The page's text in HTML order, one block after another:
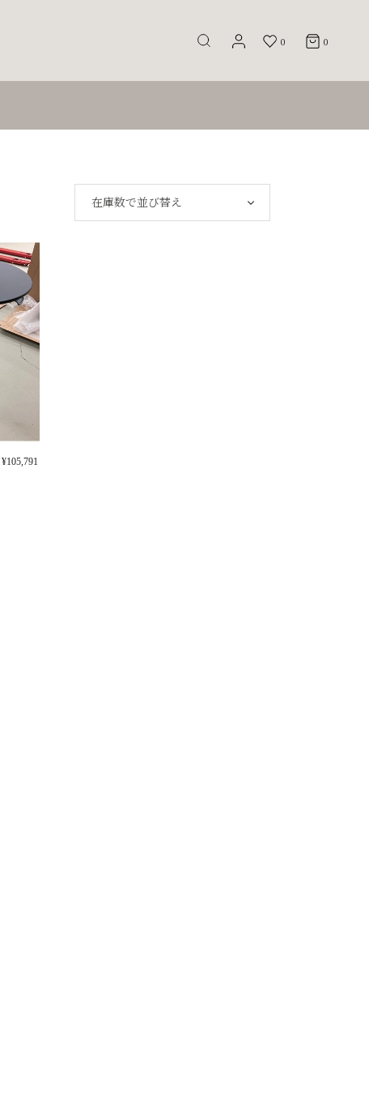
0 0
在庫数で並び替え
¥105,791